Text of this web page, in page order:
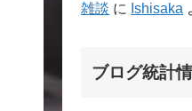
雑談 に Ishisaka
ブログ統計